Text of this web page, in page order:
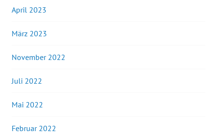
April 2023
März 2023
November 2022
Juli 2022
Mai 2022
Februar 2022